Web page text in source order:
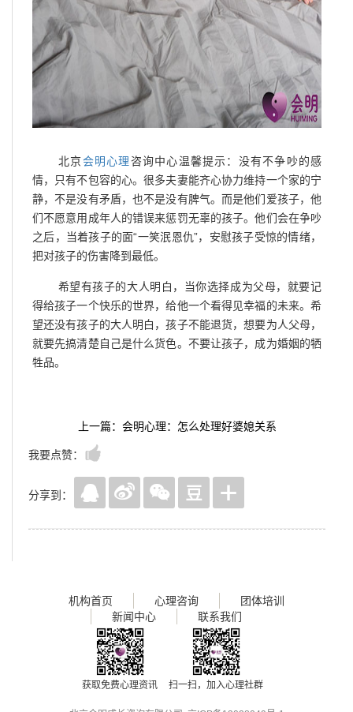
北京会明心理咨询中心温馨提示：没有不争吵的感
情，只有不包容的心。很多夫妻能齐心协力维持一个家的宁
静，不是没有矛盾，也不是没有脾气。而是他们爱孩子，他
们不愿意用成年人的错误来惩罚无辜的孩子。他们会在争吵
之后，当着孩子的面“一笑泯恩仇”，安慰孩子受惊的情绪，
把对孩子的伤害降到最低。
希望有孩子的大人明白，当你选择成为父母，就要记
得给孩子一个快乐的世界，给他一个看得见幸福的未来。希
望还没有孩子的大人明白，孩子不能退货，想要为人父母，
就要先搞清楚自己是什么货色。不要让孩子，成为婚姻的牺
牲品。
上一篇：会明心理：怎么处理好婆媳关系
我要点赞：
分享到：
机构首页 心理咨询
团体培训
新闻中心
联系我们
获取免费心理资讯 扫一扫，加入心理社群